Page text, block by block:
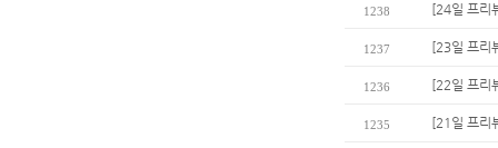
1238 [24일 프리
1237 [23일 프리
1236 [22일 프리
1235 [21일 프리